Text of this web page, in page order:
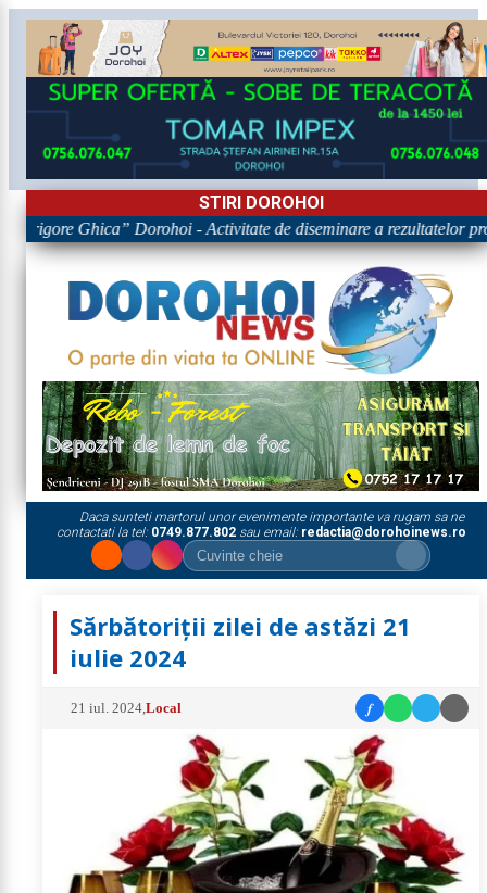
STIRI DOROHOI
Ghica” Dorohoi - Activitate de diseminare a rezultatelor
Daca sunteti martorul unor evenimente importante va rugam sa ne
contactati la tel: 0749.877.802sau email: redactia@dorohoinews.ro
Sărbătoriții zilei de astăzi 21
iulie 2024
21 iul. 2024 ,Local f